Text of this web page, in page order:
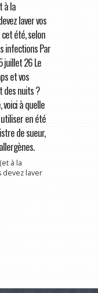
à la
laver vos
été, selon
infections Par
juillet 26 Le
et vos
des nuits ?
voici à quelle
en été
de sueur,
à la
devez laver